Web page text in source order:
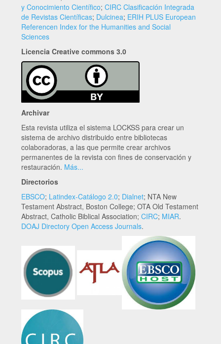
y Conocimiento Científico; CIRC Clasificación Integrada
de Revistas Científicas; Dulcinea; ERIH PLUS European
Referencen Index for the Humanities and Social
Sciences
Licencia Creative commons 3.0
Archivar
Esta revista utiliza el sistema LOCKSS para crear un
sistema de archivo distribuido entre bibliotecas
colaboradoras, a las que permite crear archivos
permanentes de la revista con fines de conservación y
restauración. Más...
Directorios
EBSCO; Latindex-Catálogo 2.0; Dialnet; NTA New
Testament Abstract, Boston College; OTA Old Testament
Abstract, Catholic Biblical Association; CIRC; MIAR.
DOAJ Directory Open Access Journals.